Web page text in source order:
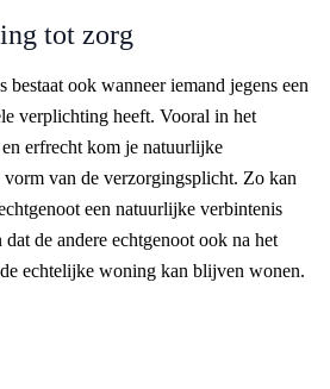
tot zorg
ook wanneer iemand jegens een
verplichting heeft. Vooral in het
erfrecht kom je natuurlijke
vorm van de verzorgingsplicht. Zo kan
een natuurlijke verbintenis
de andere echtgenoot ook na het
echtelijke woning kan blijven wonen.